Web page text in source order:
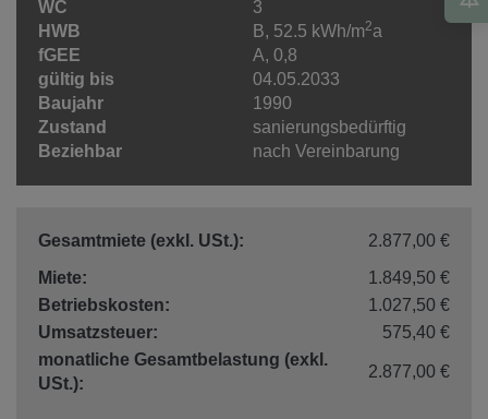
WC
3
HWB
B, 52.5 kWh/m2a
fGEE
A, 0,8
gültig bis
04.05.2033
Baujahr
1990
Zustand
sanierungsbedürftig
Beziehbar
nach Vereinbarung
Gesamtmiete (exkl. USt.):
2.877,00 €
Miete:
1.849,50 €
Betriebskosten:
1.027,50 €
Umsatzsteuer:
575,40 €
monatliche Gesamtbelastung (exkl.
USt.):
2.877,00 €